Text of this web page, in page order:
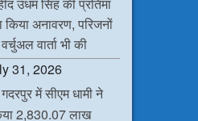
किया अनावरण, परिजनों
वार्ता भी की
31, 2026
गदरपुर में सीएम धामी ने
2,830.07 लाख